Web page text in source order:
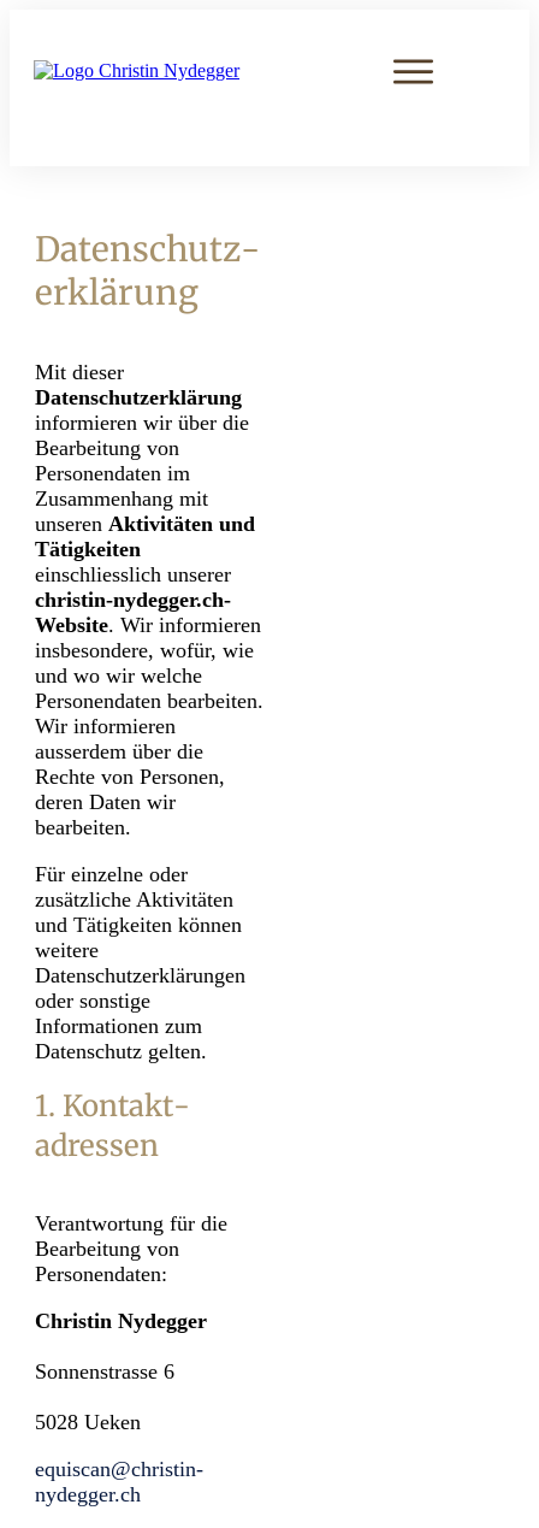
Daten­schutz­
erklärung
Mit dieser
Datenschutzerklärung
informieren wir über die
Bearbeitung von
Personendaten im
Zusammenhang mit
unseren Aktivitäten und
Tätigkeiten
einschliesslich unserer
christin-nydegger.ch-
Website. Wir informieren
insbesondere, wofür, wie
und wo wir welche
Personendaten bearbeiten.
Wir informieren
ausserdem über die
Rechte von Personen,
deren Daten wir
bearbeiten.
Für einzelne oder
zusätzliche Aktivitäten
und Tätigkeiten können
weitere
Datenschutzerklärungen
oder sonstige
Informationen zum
Datenschutz gelten.
1. Kontakt­
adressen
Verantwortung für die
Bearbeitung von
Personendaten:
Christin Nydegger
Sonnenstrasse 6
5028 Ueken
equiscan@christin-
nydegger.ch